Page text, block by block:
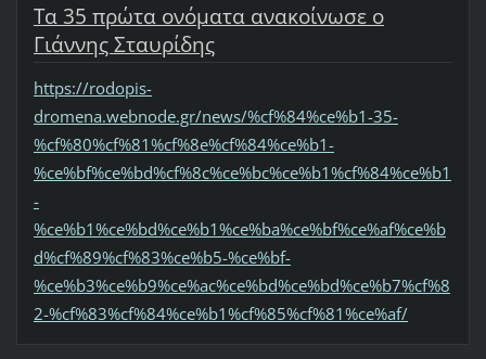
Τα 35 πρώτα ονόματα ανακοίνωσε ο
Γιάννης Σταυρίδης
https://rodopis-
dromena.webnode.gr/news/%cf%84%ce%b1-35-
%cf%80%cf%81%cf%8e%cf%84%ce%b1-
%ce%bf%ce%bd%cf%8c%ce%bc%ce%b1%cf%84%ce%b1
-
%ce%b1%ce%bd%ce%b1%ce%ba%ce%bf%ce%af%ce%b
d%cf%89%cf%83%ce%b5-%ce%bf-
%ce%b3%ce%b9%ce%ac%ce%bd%ce%bd%ce%b7%cf%8
2-%cf%83%cf%84%ce%b1%cf%85%cf%81%ce%af/